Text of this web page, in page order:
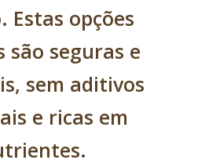
opções
são seguras e
sem aditivos
e ricas em